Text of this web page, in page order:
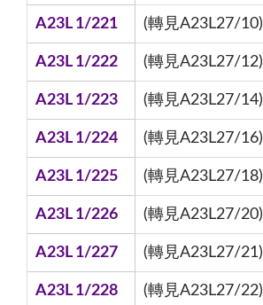
A23L 1/221 (轉見A23L27/10)
A23L 1/222 (轉見A23L27/12)
A23L 1/223 (轉見A23L27/14)
A23L 1/224 (轉見A23L27/16)
A23L 1/225 (轉見A23L27/18)
A23L 1/226 (轉見A23L27/20)
A23L 1/227 (轉見A23L27/21)
A23L 1/228 (轉見A23L27/22)